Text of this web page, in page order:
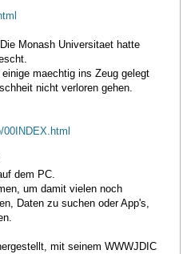
Monash Universitaet hatte
maechtig ins Zeug gelegt
nicht verloren gehen.
dem PC.
um damit vielen noch
Daten zu suchen oder App's,
mit seinem WWWJDIC